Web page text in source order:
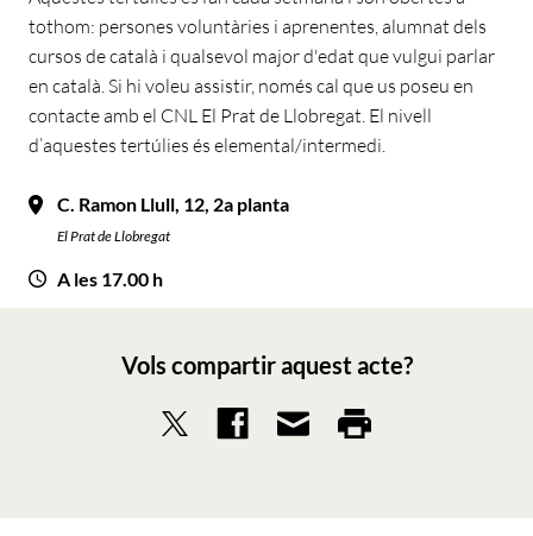
tothom: persones voluntàries i aprenentes, alumnat dels
cursos de català i qualsevol major d'edat que vulgui parlar
en català. Si hi voleu assistir, només cal que us poseu en
contacte amb el CNL El Prat de Llobregat. El nivell
d’aquestes tertúlies és elemental/intermedi.
C. Ramon Llull, 12, 2a planta
El Prat de Llobregat
A les 17.00 h
Vols compartir aquest acte?